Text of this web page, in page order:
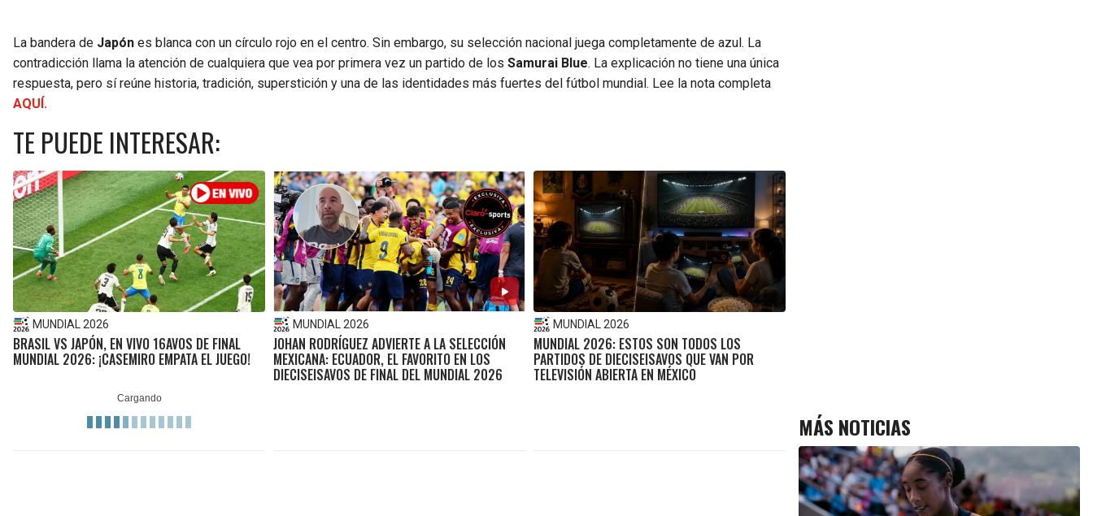
La bandera de Japón es blanca con un círculo rojo en el centro. Sin embargo, su selección nacional juega completamente de azul. La
contradicción llama la atención de cualquiera que vea por primera vez un partido de los Samurai Blue. La explicación no tiene una única
respuesta, pero sí reúne historia, tradición, superstición y una de las identidades más fuertes del fútbol mundial. Lee la nota completa
AQUÍ.
TE PUEDE INTERESAR:
MUNDIAL 2026
BRASIL VS JAPÓN, EN VIVO 16AVOS DE FINAL
MUNDIAL 2026: ¡CASEMIRO EMPATA EL JUEGO!
MUNDIAL 2026
JOHAN RODRÍGUEZ ADVIERTE A LA SELECCIÓN
MEXICANA: ECUADOR, EL FAVORITO EN LOS
DIECISEISAVOS DE FINAL DEL MUNDIAL 2026
MUNDIAL 2026
MUNDIAL 2026: ESTOS SON TODOS LOS
PARTIDOS DE DIECISEISAVOS QUE VAN POR
TELEVISIÓN ABIERTA EN MÉXICO
MÁS NOTICIAS